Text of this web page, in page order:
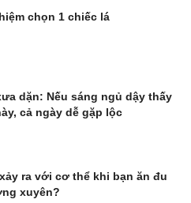
chọn 1 chiếc lá
dặn: Nếu sáng ngủ dậy thấy
cả ngày dễ gặp lộc
ra với cơ thể khi bạn ăn đu
xuyên?